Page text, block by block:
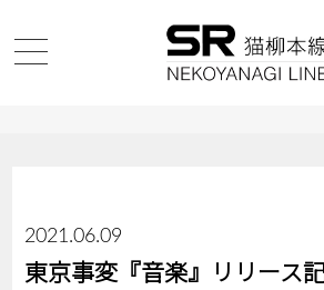
2021.06.09
東京事変『音楽』リリース